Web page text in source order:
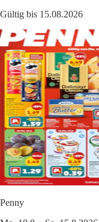
Gültig bis 15.08.2026
Penny